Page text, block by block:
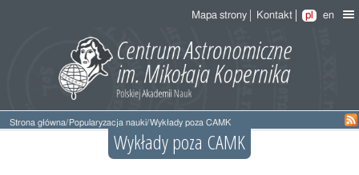
Mapa strony Kontakt pl en
Strona główna/ Popularyzacja nauki/Wykłady poza CAMK
Wykłady poza CAMK